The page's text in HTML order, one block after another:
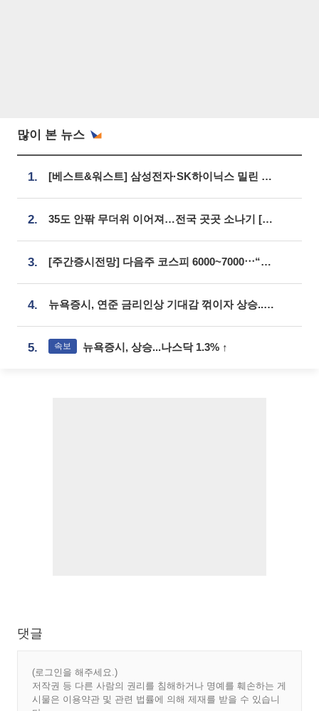
많이 본 뉴스
1. [베스트&워스트] 삼성전자·SK하이닉스 밀린 한 주…상상인증권은 85% 급등
2. 35도 안팎 무더위 이어져…전국 곳곳 소나기 [오늘 날씨]
3. [주간증시전망] 다음주 코스피 6000~7000⋯“外人 수급은 정책이 변수”
4. 뉴욕증시, 연준 금리인상 기대감 꺾이자 상승...S&P500 사상 최고치 [종합]
5. 속보 뉴욕증시, 상승...나스닥 1.3% ↑
댓글